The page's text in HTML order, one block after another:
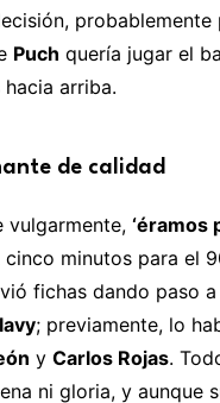
probablemente
Puch quería jugar el
arriba.
de calidad
vulgarmente, ‘éramos
minutos para el
fichas dando paso a
; previamente, lo
y Carlos Rojas.
ni gloria, y aunque